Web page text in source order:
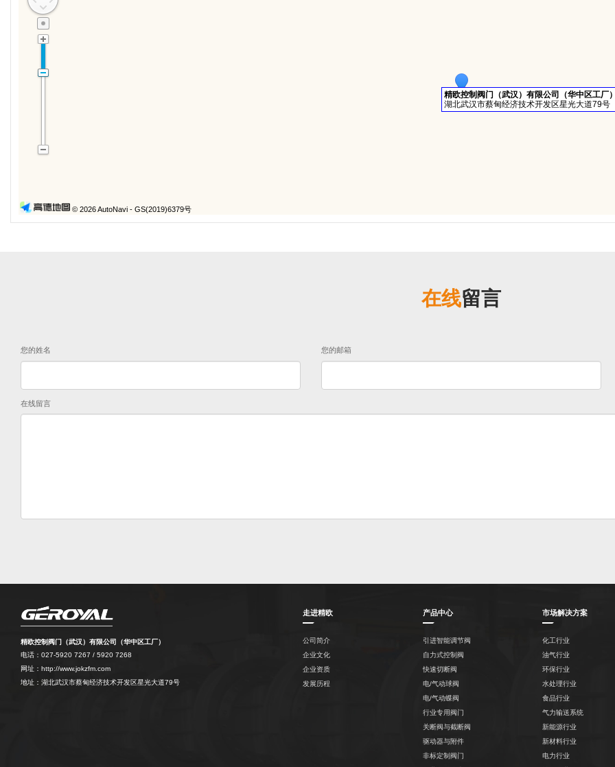
精欧控制阀门（武汉）有限公司（华中区工厂
湖北武汉市蔡甸经济技术开发区星光大道79号
© 2026 AutoNavi - GS(2019)6379号
在线留言
您的姓名 您的邮箱
在线留言
精欧控制阀门（武汉）有限公司（华中区工厂）
电话：027-5920 7267 / 5920 7268
网址：http://www.jokzfm.com
地址：湖北武汉市蔡甸经济技术开发区星光大道79号
走进精欧
公司简介
企业文化
企业资质
发展历程
产品中心
引进智能调节阀
自力式控制阀
快速切断阀
电/气动球阀
电/气动蝶阀
行业专用阀门
关断阀与截断阀
驱动器与附件
非标定制阀门
市场解决方案
化工行业
油气行业
环保行业
水处理行业
食品行业
气力输送系统
新能源行业
新材料行业
电力行业